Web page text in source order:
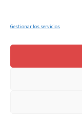
Gestionar los servicios